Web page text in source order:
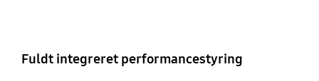
Fuldt integreret performancestyring